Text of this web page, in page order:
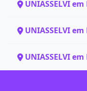
UNIASSELVI
UNIASSELVI
UNIASSELVI